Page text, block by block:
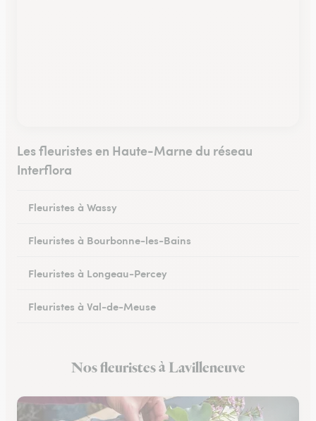
Les fleuristes en Haute-Marne du réseau
Interflora
Fleuristes à Wassy
Fleuristes à Bourbonne-les-Bains
Fleuristes à Longeau-Percey
Fleuristes à Val-de-Meuse
Nos fleuristes à Lavilleneuve